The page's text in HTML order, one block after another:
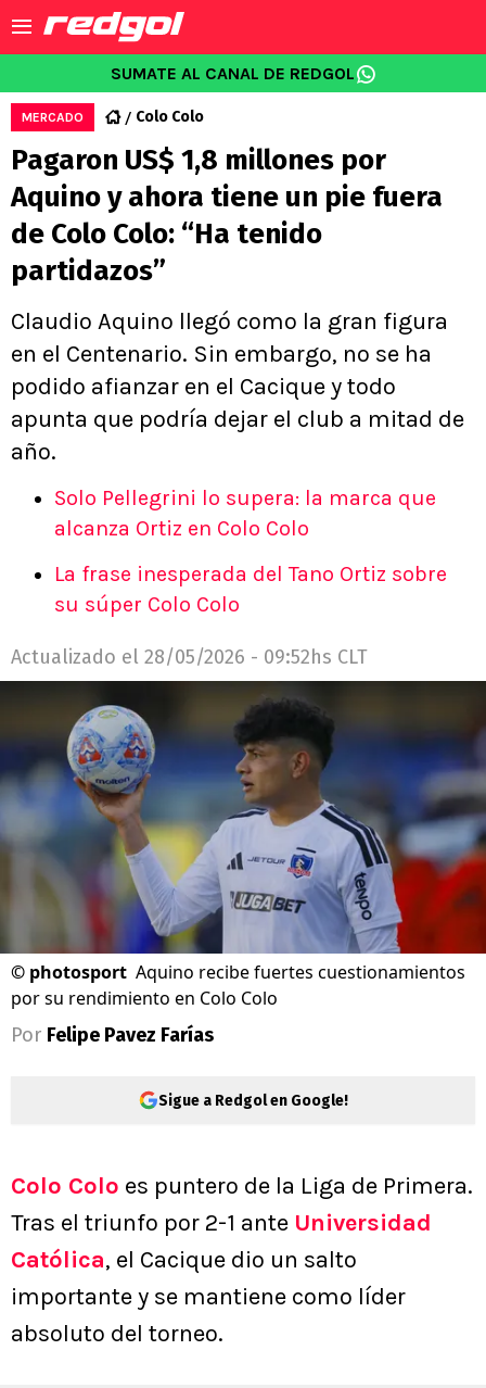
SUMATE AL CANAL DE REDGOL
MERCADO Colo Colo
Pagaron US$ 1,8 millones por
Aquino y ahora tiene un pie fuera
de Colo Colo: “Ha tenido
partidazos”
Claudio Aquino llegó como la gran figura
en el Centenario. Sin embargo, no se ha
podido afianzar en el Cacique y todo
apunta que podría dejar el club a mitad de
año.
Solo Pellegrini lo supera: la marca que
alcanza Ortiz en Colo Colo
La frase inesperada del Tano Ortiz sobre
su súper Colo Colo
Actualizado el 28/05/2026 - 09:52hs CLT
© photosport Aquino recibe fuertes cuestionamientos
por su rendimiento en Colo Colo
Por Felipe Pavez Farías
Sigue a Redgol en Google!
Colo Colo es puntero de la Liga de Primera.
Tras el triunfo por 2-1 ante Universidad
Católica, el Cacique dio un salto
importante y se mantiene como líder
absoluto del torneo.